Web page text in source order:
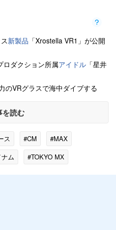
新製品 「Xrostella VR1」が公開
ロダクション所属アイドル 「星井
のVRグラスで海中ダイブする
を読む
ス #CM
#MAX
ム
#TOKYO MX